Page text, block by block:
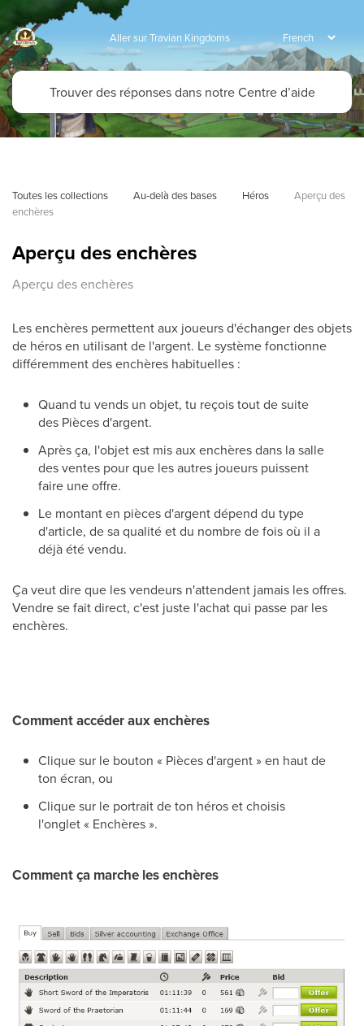
Aller sur Travian Kingdoms
Toutes les collections Au-delà des bases Héros
Aperçu des
enchères
Aperçu des enchères
Aperçu des enchères
Les enchères permettent aux joueurs d'échanger des objets
de héros en utilisant de l'argent. Le système fonctionne
différemment des enchères habituelles :
Quand tu vends un objet, tu reçois tout de suite
des Pièces d'argent.
Après ça, l'objet est mis aux enchères dans la salle
des ventes pour que les autres joueurs puissent
faire une offre.
Le montant en pièces d'argent dépend du type
d'article, de sa qualité et du nombre de fois où il a
déjà été vendu.
Ça veut dire que les vendeurs n'attendent jamais les offres.
Vendre se fait direct, c'est juste l'achat qui passe par les
enchères.
Comment accéder aux enchères
Clique sur le bouton « Pièces d'argent » en haut de
ton écran, ou
Clique sur le portrait de ton héros et choisis
l'onglet « Enchères ».
Comment ça marche les enchères